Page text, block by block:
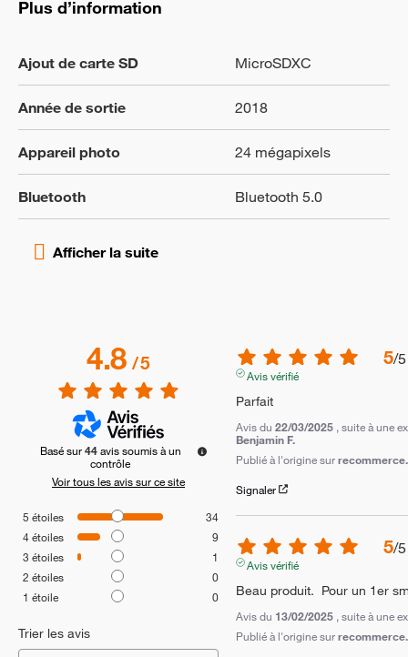
Plus d’information
Ajout de carte SD MicroSDXC
Année de sortie 2018
Appareil photo 24 mégapixels
Bluetooth Bluetooth 5.0
4.8/5
Basé sur44 avis soumis à un
contrôle
Voir tous les avis sur ce site
5 étoiles
34
4étoiles
9
3 étoiles
1
2 étoiles
0
1 étoile 0
Trier les avis
5/5
Avis vérifié
Parfait
Avis du 22/03/2025 , suite à une
Benjamin F.
Publié à l'origine sur
Signaler
5/5
Avis vérifié
Beau produit.  Pour un 1er
Avis du 13/02/2025 , suite à une
Publié à l'origine sur